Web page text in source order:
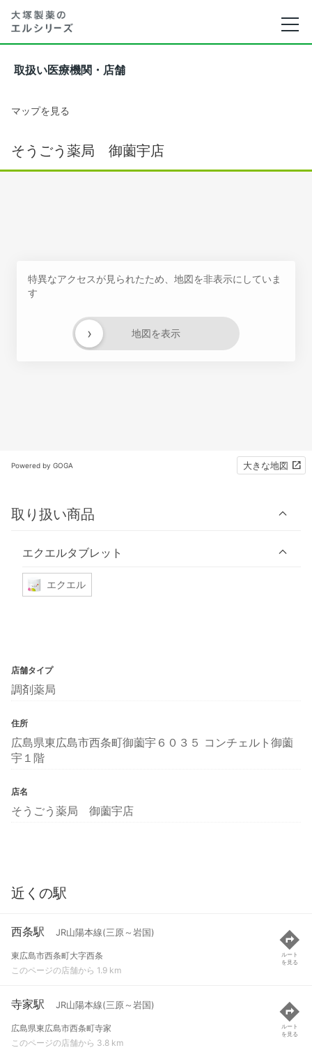
取扱い医療機関・店舗
マップを見る
そうごう薬局 御薗宇店
特異なアクセスが見られたため、地図を非表示にしていま
す
地図を表示
›
Powered by GOGA 大きな地図
取り扱い商品
エクエルタブレット
エクエル
店舗タイプ
調剤薬局
住所
広島県東広島市西条町御薗宇６０３５ コンチェルト御薗
宇１階
店名
そうごう薬局 御薗宇店
近くの駅
西条駅 JR山陽本線(三原～岩国)
東広島市西条町大字西条
このページの店舗から 1.9 km
ルート
を見る
寺家駅 JR山陽本線(三原～岩国)
広島県東広島市西条町寺家
このページの店舗から 3.8 km
ルート
を見る